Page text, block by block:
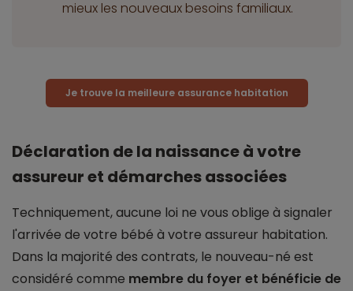
mieux les nouveaux besoins familiaux.
Je trouve la meilleure assurance habitation
Déclaration de la naissance à votre
assureur et démarches associées
Techniquement, aucune loi ne vous oblige à signaler
l'arrivée de votre bébé à votre assureur habitation.
Dans la majorité des contrats, le nouveau-né est
considéré comme membre du foyer et bénéficie de